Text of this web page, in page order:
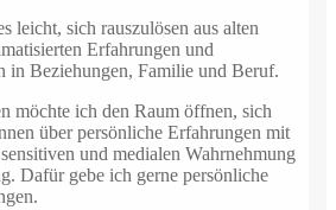
leicht, sich rauszulösen aus alten
Erfahrungen und
in Beziehungen, Familie und Beruf.
möchte ich den Raum öffnen, sich
über persönliche Erfahrungen mit
und medialen Wahrnehmung
Dafür gebe ich gerne persönliche